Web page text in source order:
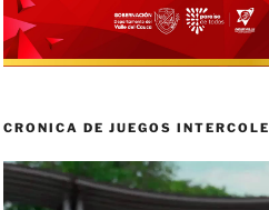
CRONICA DE JUEGOS
Reproductor